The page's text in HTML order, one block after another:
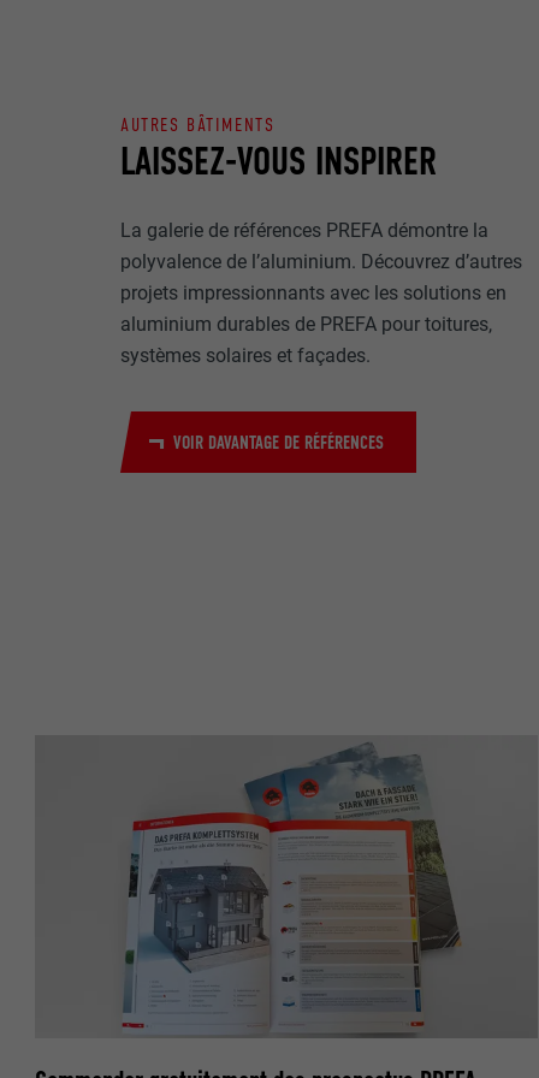
LAISSEZ-VOUS INSPIRER
AUTRES BÂTIMENTS
La galerie de références PREFA démontre la
polyvalence de l’aluminium. Découvrez d’autres
projets impressionnants avec les solutions en
aluminium durables de PREFA pour toitures,
systèmes solaires et façades.
VOIR DAVANTAGE DE RÉFÉRENCES
NOM
EXPIRATION
UTILITÉ
NOM
UTILITÉ
MARKETING
Les cookies «
annonceurs
visiteurs à
plateformes
NOM
NOM